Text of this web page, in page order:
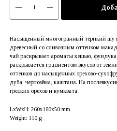
Насыщенный многогранный терпкий шу
древесный со сливочным оттенком
чай раскрывает ароматы кешью, фундука,
раскрывается градиентом вкусов от
оттенков до насыщенных орехово-
дуба, чернозёма, каштана. На
грецких орехов и кумквата.
LxWxH: 260x180x50 mm
Weight: 110 g